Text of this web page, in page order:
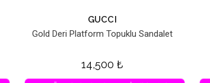
GUCCI
Gold Deri Platform Topuklu Sandalet
14,500 ₺